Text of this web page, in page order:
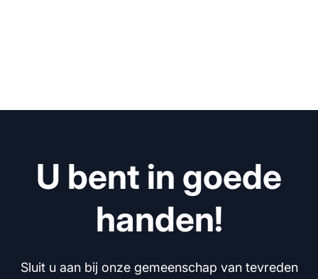
U bent in goede
handen!
Sluit u aan bij onze gemeenschap van tevreden